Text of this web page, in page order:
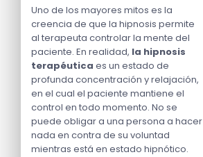
Uno de los mayores mitos es la
creencia de que la hipnosis permite
al terapeuta controlar la mente del
paciente. En realidad, la hipnosis
terapéutica es un estado de
profunda concentración y relajación,
en el cual el paciente mantiene el
control en todo momento. No se
puede obligar a una persona a hacer
nada en contra de su voluntad
mientras está en estado hipnótico.